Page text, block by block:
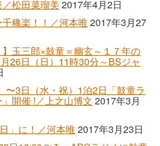
／松田菜瑠美 2017年4月2日
穐楽！！／河本唯2017年3月27
】玉三郎×鼓童＝幽玄～１７年の
26日（日）11時30分～BSジャ
〜3日（水・祝）1泊2日「鼓童ラ
開催 !／上之山博文 2017年3月
」に！／河本唯2017年3月23日